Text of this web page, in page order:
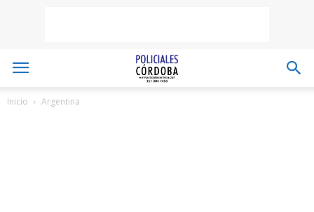
Inicio Argentina